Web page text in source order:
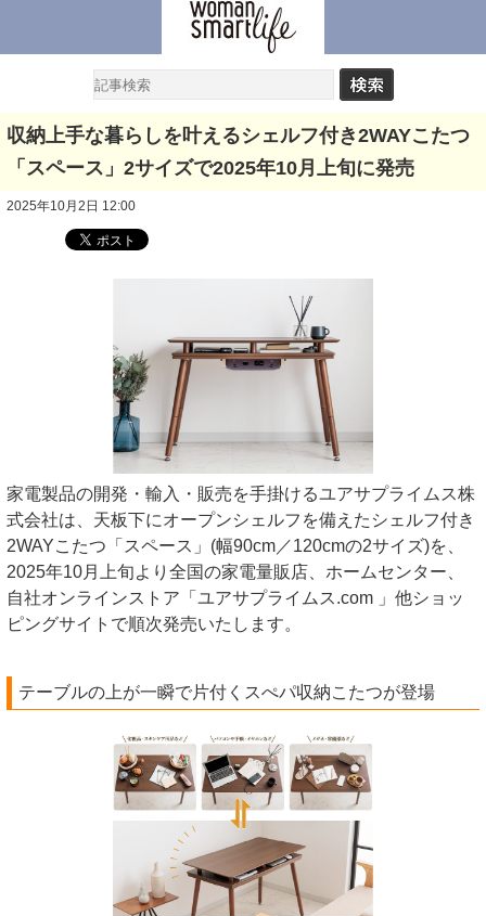
収納上手な暮らしを叶えるシェルフ付き2WAYこたつ
「スペース」2サイズで2025年10月上旬に発売
2025年10月2日 12:00
家電製品の開発・輸入・販売を手掛けるユアサプライムス株
式会社は、天板下にオープンシェルフを備えたシェルフ付き
2WAYこたつ「スペース」(幅90cm／120cmの2サイズ)を、
2025年10月上旬より全国の家電量販店、ホームセンター、
自社オンラインストア「ユアサプライムス.com 」他ショッ
ピングサイトで順次発売いたします。
テーブルの上が一瞬で片付くスぺパ収納こたつが登場